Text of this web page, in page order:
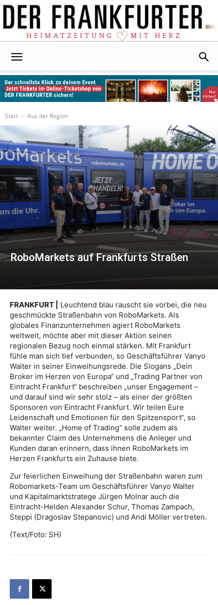
Start
Aus der Region
RoboMarkets auf Frankfurts Straßen
FRANKFURT |
Leuchtend blau rauscht sie vorbei, die neu
geschmückte Straßenbahn von RoboMarkets. Als
globales Finanzunternehmen agiert RoboMarkets
weltweit, möchte aber mit dieser Aktion seinen
regionalen Bezug noch einmal stärken. Mit Frankfurt
fühle man sich tief verbunden, so Geschäftsführer Vanyo
Walter in seiner Einweihungsrede. Die Slogans „Dein
Broker im Herzen von Europa“ und „Trading Partner von
Eintracht Frankfurt“ beschreiben „unser Engagement –
und darauf sind wir sehr stolz – als einer der größten
Sponsoren von Eintracht Frankfurt. Wir teilen Eure
Leidenschaft und Emotionen für den Spitzensport“, so
Walter weiter. „Home of Trading“ solle zudem als
bekannter Claim des Unternehmens die Anleger und
Kunden daran erinnern, dass ihnen RoboMarkets im
Herzen Frankfurts ein Zuhause biete.
Zur feierlichen Einweihung der Straßenbahn waren zum
Robomarkets-Team um Geschäftsführer Vanyo Walter
und Kapitalmarktstratege Jürgen Molnar auch die
Eintracht-Helden Alexander Schur, Thomas Zampach,
Steppi (Dragoslav Stepanovic) und Andi Möller vertreten.
(Text/Foto: SH)